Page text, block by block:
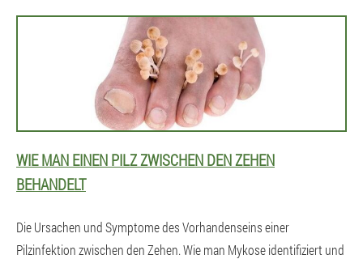
WIE MAN EINEN PILZ ZWISCHEN DEN ZEHEN
BEHANDELT
Die Ursachen und Symptome des Vorhandenseins einer
Pilzinfektion zwischen den Zehen. Wie man Mykose identifiziert und